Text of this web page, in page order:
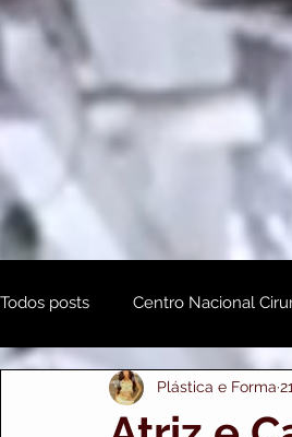
Todos posts Centro Nacional
Estética & Beleza MENTE e
Plástica e Forma